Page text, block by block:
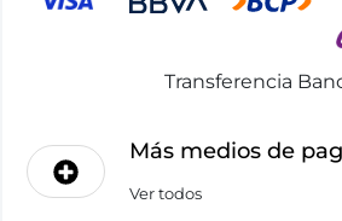
Transferencia
Más medios de
Ver todos